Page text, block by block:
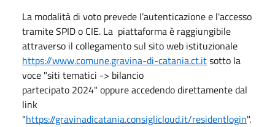
La modalità di voto prevede l’autenticazione e l'accesso
tramite SPID o CIE. La piattaforma è raggiungibile
attraverso il collegamento sul sito web istituzionale
https://www.comune.gravina-di-catania.ct.itsotto la
voce "siti tematici -> bilancio
partecipato 2024" oppure accedendo direttamente dal
link
"https://gravinadicatania.consiglicloud.it/residentlogin".